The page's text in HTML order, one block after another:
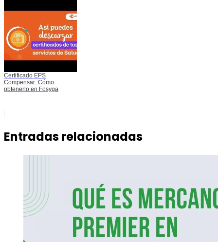
Certificado EPS
Compensar: Cómo
obtenerlo en Fosyga
Entradas relacionadas